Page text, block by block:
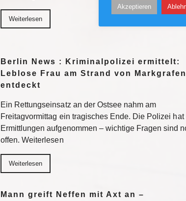
Weiterlesen
Berlin News : Kriminalpolizei ermittelt:
Leblose Frau am Strand von
entdeckt
Ein Rettungseinsatz an der Ostsee nahm am
Freitagvormittag ein tragisches Ende. Die Polizei hat
Ermittlungen aufgenommen – wichtige Fragen sind
offen. Weiterlesen
Weiterlesen
Mann greift Neffen mit Axt an –
Akzeptieren